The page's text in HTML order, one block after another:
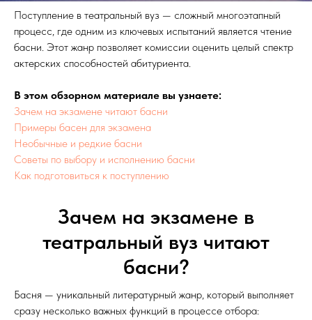
Поступление в театральный вуз — сложный многоэтапный
процесс, где одним из ключевых испытаний является чтение
басни. Этот жанр позволяет комиссии оценить целый спектр
актерских способностей абитуриента.
В этом обзорном материале вы узнаете:
Зачем на экзамене читают басни
Примеры басен для экзамена
Необычные и редкие басни
Советы по выбору и исполнению басни
Как подготовиться к поступлению
Зачем на экзамене в
театральный вуз читают
басни?
Басня — уникальный литературный жанр, который выполняет
сразу несколько важных функций в процессе отбора: